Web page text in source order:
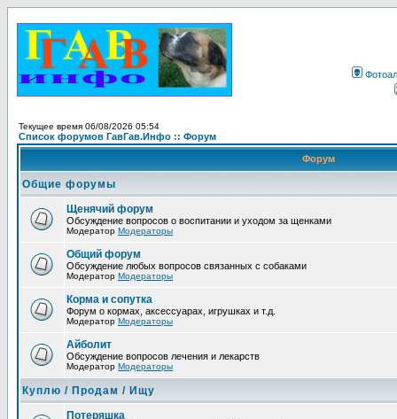
Текущее время 06/08/2026 05:54
Список форумов ГавГав.Инфо :: Форум
Форум
Общие форумы
Щенячий форум
Обсуждение вопросов о воспитании и уходом за щенками
Модератор Модераторы
Общий форум
Обсуждение любых вопросов связанных с собаками
Модератор Модераторы
Корма и сопутка
Форум о кормах, аксессуарах, игрушках и т.д.
Модератор Модераторы
Айболит
Обсуждение вопросов лечения и лекарств
Модератор Модераторы
Куплю / Продам / Ищу
Потеряшка